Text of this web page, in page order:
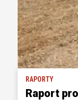
RAPORTY
Raport